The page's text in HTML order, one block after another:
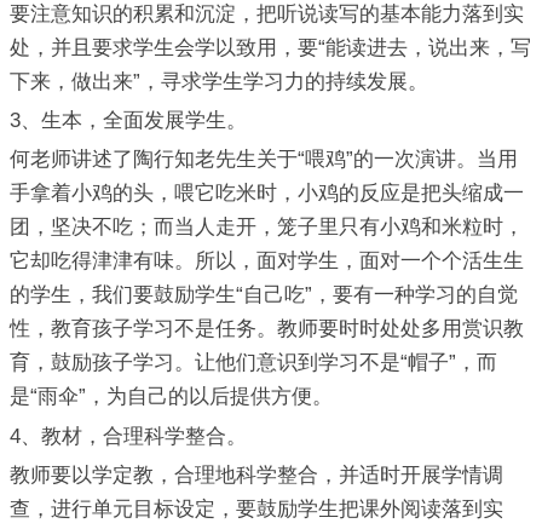
要注意知识的积累和沉淀，把听说读写的基本能力落到实
处，并且要求学生会学以致用，要“能读进去，说出来，写
下来，做出来”，寻求学生学习力的持续发展。
3、生本，全面发展学生。
何老师讲述了陶行知老先生关于“喂鸡”的一次演讲。当用
手拿着小鸡的头，喂它吃米时，小鸡的反应是把头缩成一
团，坚决不吃；而当人走开，笼子里只有小鸡和米粒时，
它却吃得津津有味。所以，面对学生，面对一个个活生生
的学生，我们要鼓励学生“自己吃”，要有一种学习的自觉
性，教育孩子学习不是任务。教师要时时处处多用赏识教
育，鼓励孩子学习。让他们意识到学习不是“帽子”，而
是“雨伞”，为自己的以后提供方便。
4、教材，合理科学整合。
教师要以学定教，合理地科学整合，并适时开展学情调
查，进行单元目标设定，要鼓励学生把课外阅读落到实